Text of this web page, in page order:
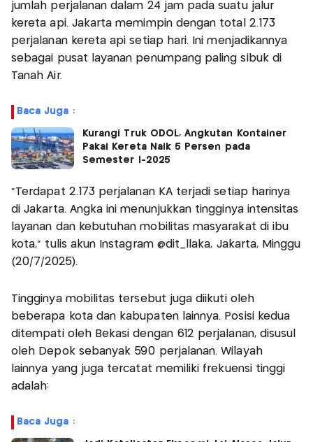
jumlah perjalanan dalam 24 jam pada suatu jalur
kereta api. Jakarta memimpin dengan total 2.173
perjalanan kereta api setiap hari. Ini menjadikannya
sebagai pusat layanan penumpang paling sibuk di
Tanah Air.
Baca Juga :
Kurangi Truk ODOL, Angkutan Kontainer
Pakai Kereta Naik 5 Persen pada
Semester I-2025
"Terdapat 2.173 perjalanan KA terjadi setiap harinya
di Jakarta. Angka ini menunjukkan tingginya intensitas
layanan dan kebutuhan mobilitas masyarakat di ibu
kota," tulis akun Instagram @dit_llaka, Jakarta, Minggu
(20/7/2025).
Tingginya mobilitas tersebut juga diikuti oleh
beberapa kota dan kabupaten lainnya. Posisi kedua
ditempati oleh Bekasi dengan 612 perjalanan, disusul
oleh Depok sebanyak 590 perjalanan. Wilayah
lainnya yang juga tercatat memiliki frekuensi tinggi
adalah:
Baca Juga :